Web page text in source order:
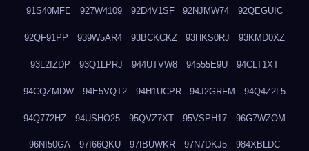
91S40MFE 927W4109 92D4V1SF 92NJMW74 92QEGUIC
92QF91PP 939W5AR4 93BCKCKZ 93HKS0RJ 93KMD0XZ
93L2IZDP 93Q1LPRJ 944UTVW8 94555E9U 94CLT1XT
94CQZMDW 94E5VQT2 94H1UCPR 94J2GRFM 94Q4Z2L5
94Q772HZ 94USHO25 95QVZ7XT 95VSPH17 96G7WZOM
96NI50GA 97I66QKU 97IBUWKR 97N7DKJ5 984XBLDC